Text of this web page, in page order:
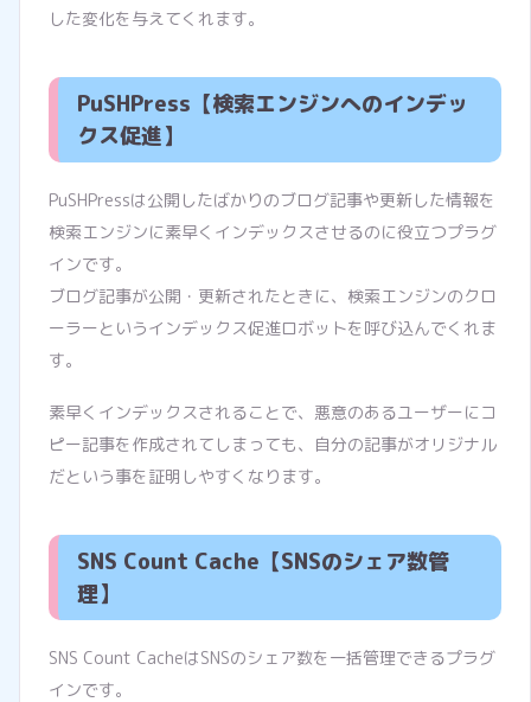
した変化を与えてくれます。
PuSHPress【検索エンジンへのインデッ
クス促進】
PuSHPressは公開したばかりのブログ記事や更新した情報を
検索エンジンに素早くインデックスさせるのに役立つプラグ
インです。
ブログ記事が公開・更新されたときに、検索エンジンのクロ
ーラーというインデックス促進ロボットを呼び込んでくれま
す。
素早くインデックスされることで、悪意のあるユーザーにコ
ピー記事を作成されてしまっても、自分の記事がオリジナル
だという事を証明しやすくなります。
SNS Count Cache【SNSのシェア数管
理】
SNS Count CacheはSNSのシェア数を一括管理できるプラグ
インです。